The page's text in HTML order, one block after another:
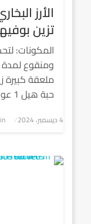
الأرز
تزين
حبة هيل 1 عود قرفة 2 ورق غار لتحضير النكهة:…
نُشر
4 ديسمبر، 2024